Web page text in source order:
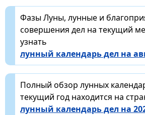
Фазы Луны, лунные и
совершения дел на текущий
узнать
лунный календарь дел на
Полный обзор лунных
текущий год находится на
лунный календарь дел на